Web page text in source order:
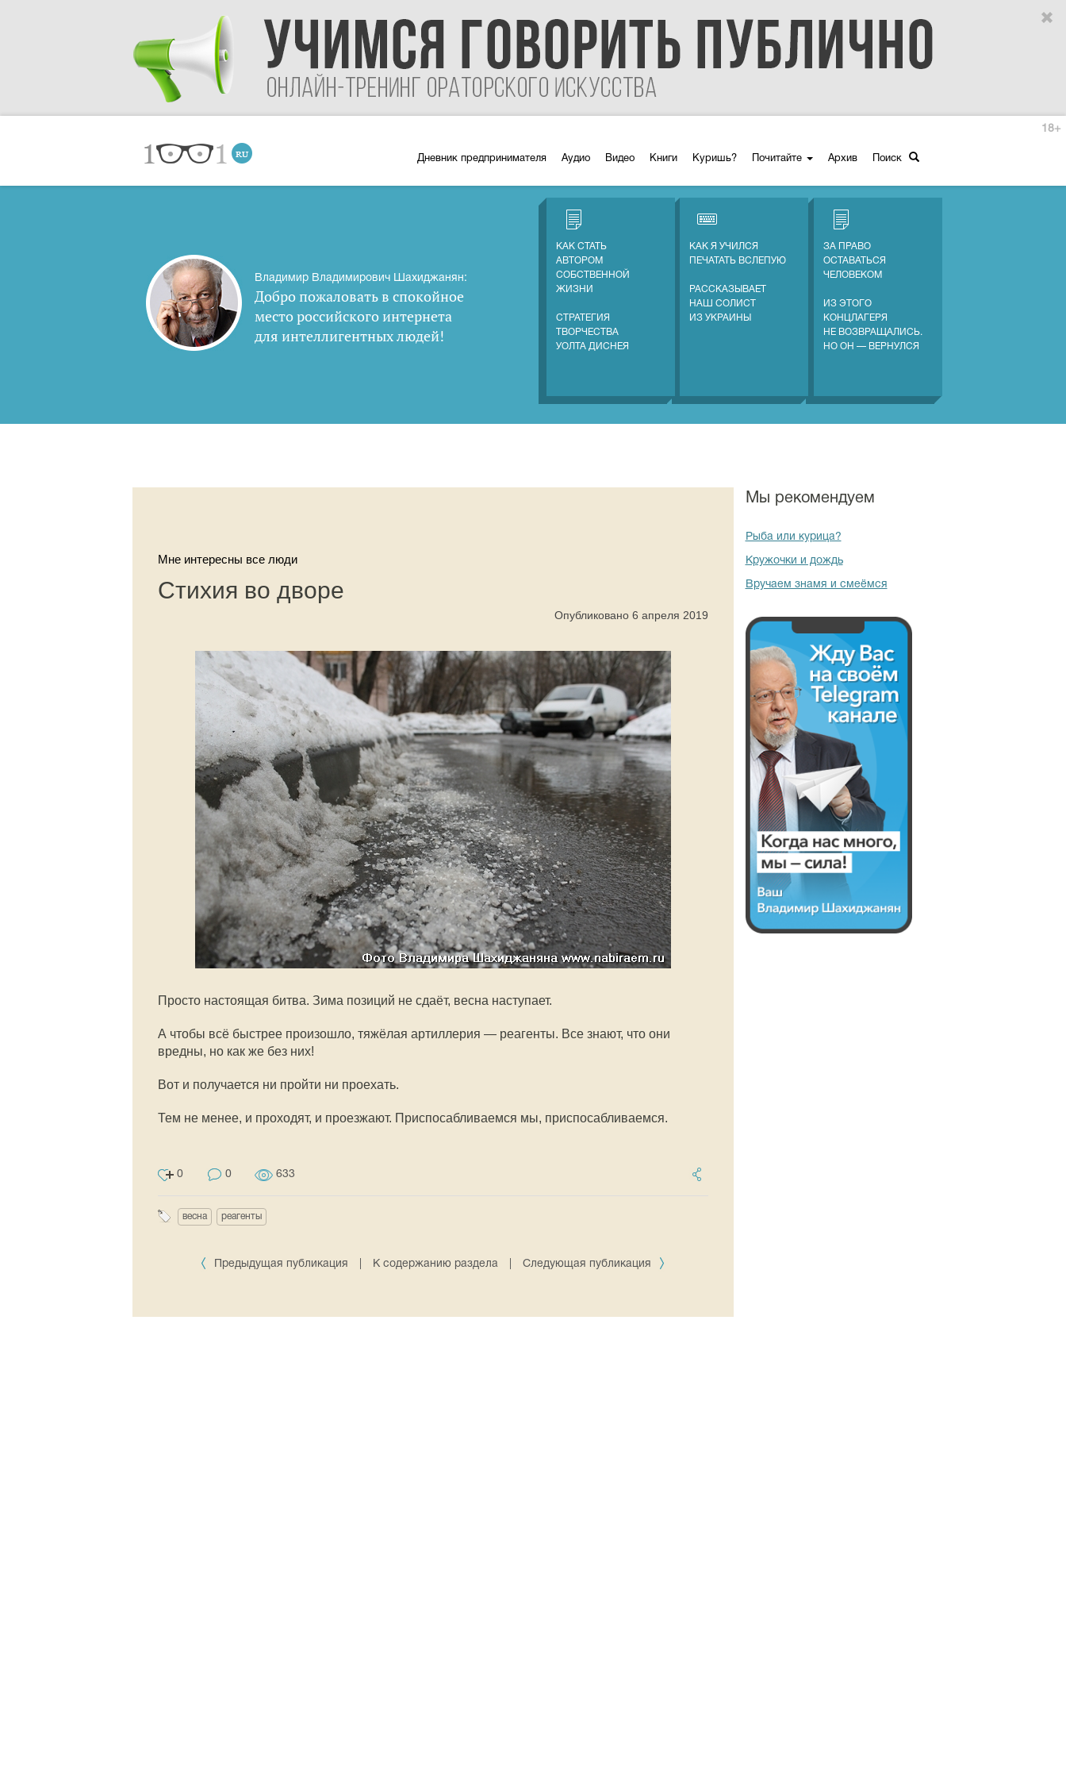
Дневник предпринимателя Аудио Видео Книги Куришь? Почитайте Архив Поиск
18+
Владимир Владимирович Шахиджанян:
Добро пожаловать в спокойное
место российского интернета
для интеллигентных людей!
КАК СТАТЬ
АВТОРОМ
СОБСТВЕННОЙ
ЖИЗНИ
СТРАТЕГИЯ
ТВОРЧЕСТВА
УОЛТА ДИСНЕЯ
КАК Я УЧИЛСЯ
ПЕЧАТАТЬ ВСЛЕПУЮ
РАССКАЗЫВАЕТ
НАШ СОЛИСТ
ИЗ УКРАИНЫ
ЗА ПРАВО
ОСТАВАТЬСЯ
ЧЕЛОВЕКОМ
ИЗ ЭТОГО
КОНЦЛАГЕРЯ
НЕ ВОЗВРАЩАЛИСЬ.
НО ОН — ВЕРНУЛСЯ
Мне интересны все люди
Стихия во дворе
Опубликовано 6 апреля 2019
Просто настоящая битва. Зима позиций не сдаёт, весна наступает.
А чтобы всё быстрее произошло, тяжёлая артиллерия — реагенты. Все знают, что они
вредны, но как же без них!
Вот и получается ни пройти ни проехать.
Тем не менее, и проходят, и проезжают. Приспосабливаемся мы, приспосабливаемся.
0 0 633
весна реагенты
Предыдущая публикация К содержанию раздела Следующая публикация
Мы рекомендуем
Рыба или курица?
Кружочки и дождь
Вручаем знамя и смеёмся